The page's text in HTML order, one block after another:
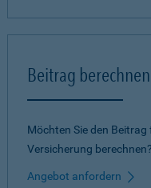
Beitrag berechnen
Möchten Sie den
Versicherung berechnen?
Angebot anfordern